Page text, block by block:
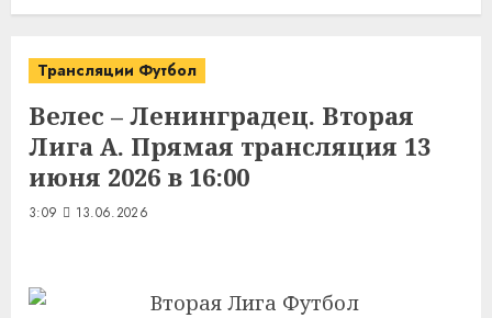
Трансляции Футбол
Велес – Ленинградец. Вторая
Лига А. Прямая трансляция 13
июня 2026 в 16:00
3:09 13.06.2026